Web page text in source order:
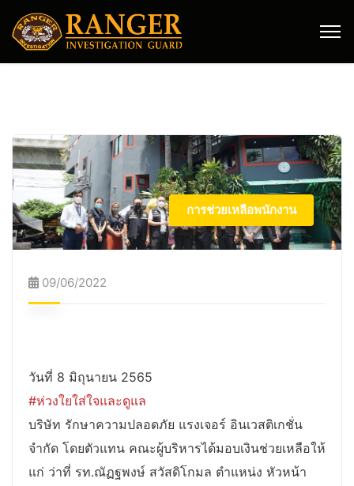
การช่วยเหลือพนักงาน
09/06/2022
วันที่ 8 มิถุนายน 2565
#ห่วงใยใส่ใจและดูแล
บริษัท รักษาความปลอดภัย แรงเจอร์ อินเวสติเกชั่น
จำกัด โดยตัวแทน คณะผู้บริหารได้มอบเงินช่วยเหลือให้
แก่ ว่าที่ รท.ณัฏฐพงษ์ สวัสดิโกมล ตำแหน่ง หัวหน้า